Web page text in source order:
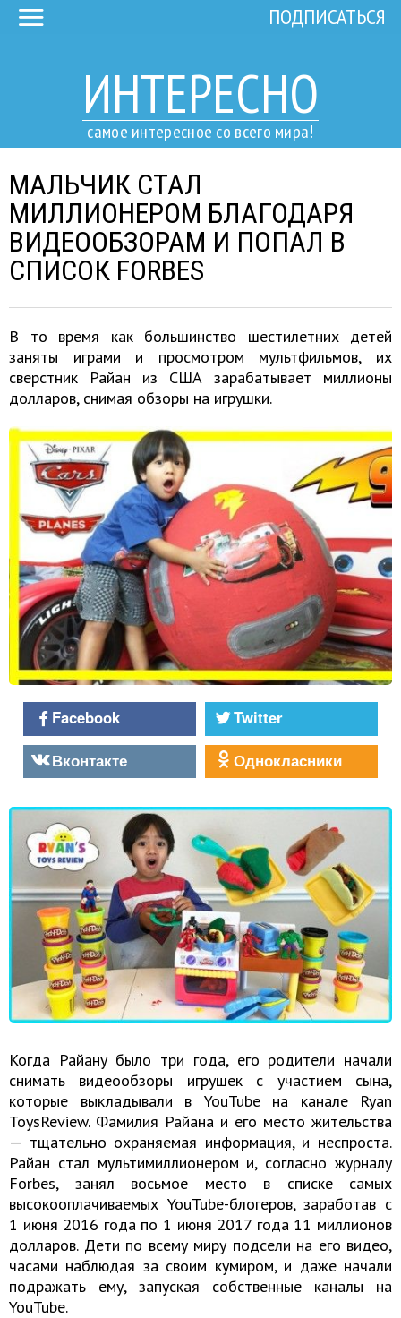
ИНТЕРЕСНО
самое интересное со всего мира!
ПОДПИСАТЬСЯ
МАЛЬЧИК СТАЛ
МИЛЛИОНЕРОМ БЛАГОДАРЯ
ВИДЕООБЗОРАМ И ПОПАЛ В
СПИСОК FORBES
В то время как большинство шестилетних детей
заняты играми и просмотром мультфильмов, их
сверстник Райан из США зарабатывает миллионы
долларов, снимая обзоры на игрушки.
Facebook
Twitter
Вконтакте
Однокласники
Когда Райану было три года, его родители начали
снимать видеообзоры игрушек с участием сына,
которые выкладывали в YouTube на канале Ryan
ToysReview. Фамилия Райана и его место жительства
— тщательно охраняемая информация, и неспроста.
Райан стал мультимиллионером и, согласно журналу
Forbes, занял восьмое место в списке самых
высокооплачиваемых YouTube-блогеров, заработав с
1 июня 2016 года по 1 июня 2017 года 11 миллионов
долларов. Дети по всему миру подсели на его видео,
часами наблюдая за своим кумиром, и даже начали
подражать ему, запуская собственные каналы на
YouTube.